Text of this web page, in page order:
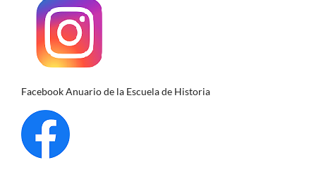
Facebook Anuario de la Escuela de Historia